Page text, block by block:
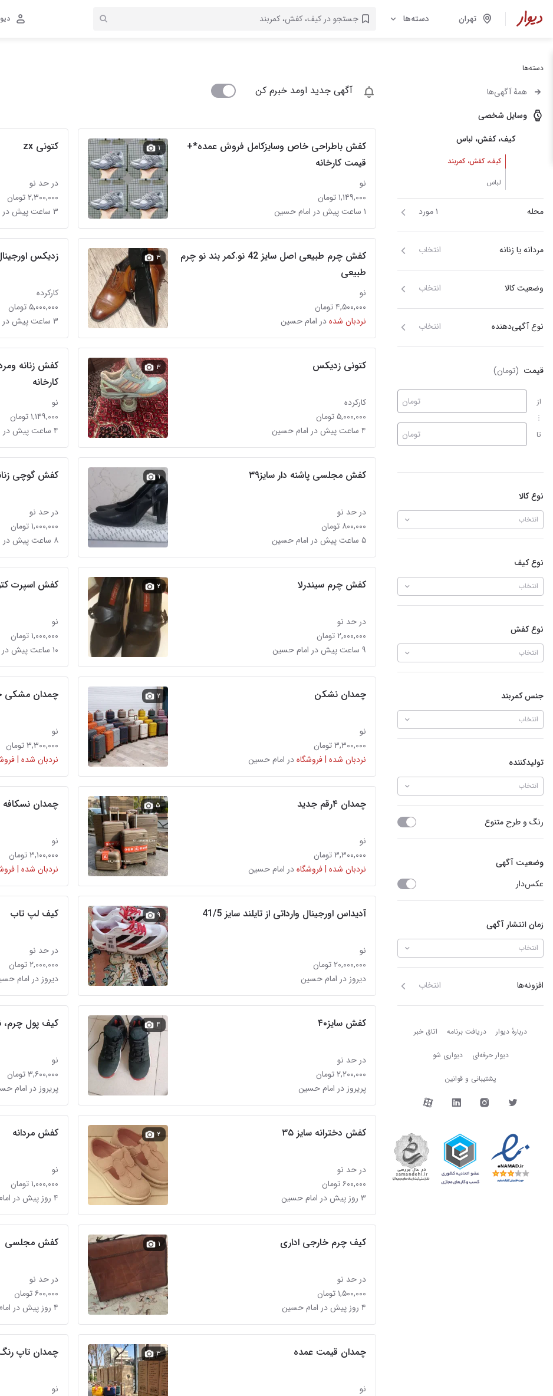
تهران دسته‌ها
دسته‌ها
همهٔ آگهی‌ها
وسایل شخصی
کیف، کفش، لباس
کیف، کفش، کمربند
لباس
محله ۱ مورد
مردانه یا زنانه انتخاب
وضعیت کالا انتخاب
نوع آگهی‌دهنده انتخاب
قیمت (تومان)
از
تا
تومان
تومان
نوع کالا
انتخاب
نوع کیف
انتخاب
نوع کفش
انتخاب
جنس کمربند
انتخاب
تولیدکننده
انتخاب
رنگ و طرح متنوع
وضعیت آگهی
عکس‌دار
زمان انتشار آگهی
انتخاب
افزونه‌ها انتخاب
دربارهٔ دیوار دربارهٔ دیوار دریافت برنامه اتاق خبر
دیوار حرفه‌ای دیواری شو
پشتیبانی و قوانین
دیوار در شبکه‌های اجتماعی
آگهی جدید اومد خبرم کن
کفش باطراحی خاص وسایزکامل فروش عمده*+
قیمت کارخانه
نو
۱,۱۴۹,۰۰۰ تومان
۱ ساعت پیش در امام حسین
۱ کتونی zx
در حد نو
۲,۳۰۰,۰۰۰ تومان
۳ ساعت پیش در امام حسین
کفش چرم طبیعی اصل سایز 42 نو.کمر بند نو چرم
طبیعی
نو
۴,۵۰۰,۰۰۰ تومان
نردبان شدهدر امام حسین
۳ زدیکس اورجینال
کارکرده
۵,۰۰۰,۰۰۰ تومان
۳ ساعت پیش در امام حسین
کتونی زدیکس
کارکرده
۵,۰۰۰,۰۰۰ تومان
۴ ساعت پیش در امام حسین
۳
کفش زنانه
کارخانه
نو
۱,۱۴۹,۰۰۰ تومان
۴ ساعت پیش در امام حسین
کفش مجلسی پاشنه دار سایز۳۹
در حد نو
۸۰۰,۰۰۰ تومان
۵ ساعت پیش در امام حسین
۱ کفش گوچی
در حد نو
۱,۰۰۰,۰۰۰ تومان
۸ ساعت پیش در امام حسین
کفش چرم سیندرلا
در حد نو
۲,۰۰۰,۰۰۰ تومان
۹ ساعت پیش در امام حسین
۲ کفش اسپرت کتونی
نو
۱,۰۰۰,۰۰۰ تومان
۱۰ ساعت پیش در امام حسین
چمدان نشکن
نو
۳,۳۰۰,۰۰۰ تومان
نردبان شده | فروشگاهدر امام حسین
۲ چمدان مشکی
نو
۳,۳۰۰,۰۰۰ تومان
نردبان شده |
چمدان ۴رقم جدید
نو
۳,۳۰۰,۰۰۰ تومان
نردبان شده | فروشگاهدر امام حسین
۵ چمدان نسکافه
نو
۳,۱۰۰,۰۰۰ تومان
نردبان شده |
آدیداس اورجینال وارداتی از تایلند سایز 41/5
نو
۲۰,۰۰۰,۰۰۰ تومان
دیروز در امام حسین
۹ کیف لپ تاب
در حد نو
۲,۰۰۰,۰۰۰ تومان
دیروز در امام
کفش سایز۴۰
در حد نو
۲,۲۰۰,۰۰۰ تومان
پریروز در امام حسین
۴ کیف پول چرم،
نو
۳,۶۰۰,۰۰۰ تومان
پریروز در امام
کفش دخترانه سایز ۳۵
در حد نو
۶۰۰,۰۰۰ تومان
۳ روز پیش در امام حسین
۲ کفش مردانه
نو
۱,۰۰۰,۰۰۰ تومان
۴ روز پیش در امام حسین
کیف چرم خارجی اداری
در حد نو
۱,۵۰۰,۰۰۰ تومان
۴ روز پیش در امام حسین
۱ کفش مجلسی
در حد نو
۶۰۰,۰۰۰ تومان
۴ روز پیش در امام حسین
چمدان قیمت عمده
نو
۳ چمدان تاپ
نو